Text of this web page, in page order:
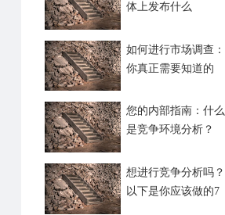
体上发布什么
如何进行市场调查：
你真正需要知道的
您的内部指南：什么
是竞争环境分析？
想进行竞争分析吗？
以下是你应该做的7